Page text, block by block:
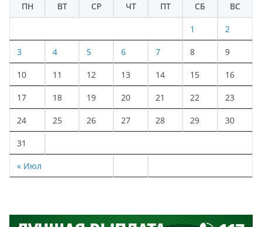
ПН
ВТ СР ЧТ ПТ СБ ВС
« Июл
1 2
3 4 5 6 7 8 9
10 11 12 13 14 15 16
17 18 19 20 21 22 23
24 25 26 27 28 29 30
31